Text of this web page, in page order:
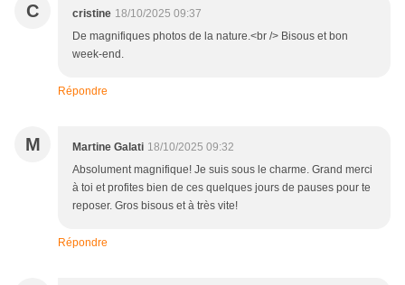
C cristine 18/10/2025 09:37
De magnifiques photos de la nature.<br /> Bisous et bon
week-end.
Répondre
M Martine Galati 18/10/2025 09:32
Absolument magnifique! Je suis sous le charme. Grand merci
à toi et profites bien de ces quelques jours de pauses pour te
reposer. Gros bisous et à très vite!
Répondre